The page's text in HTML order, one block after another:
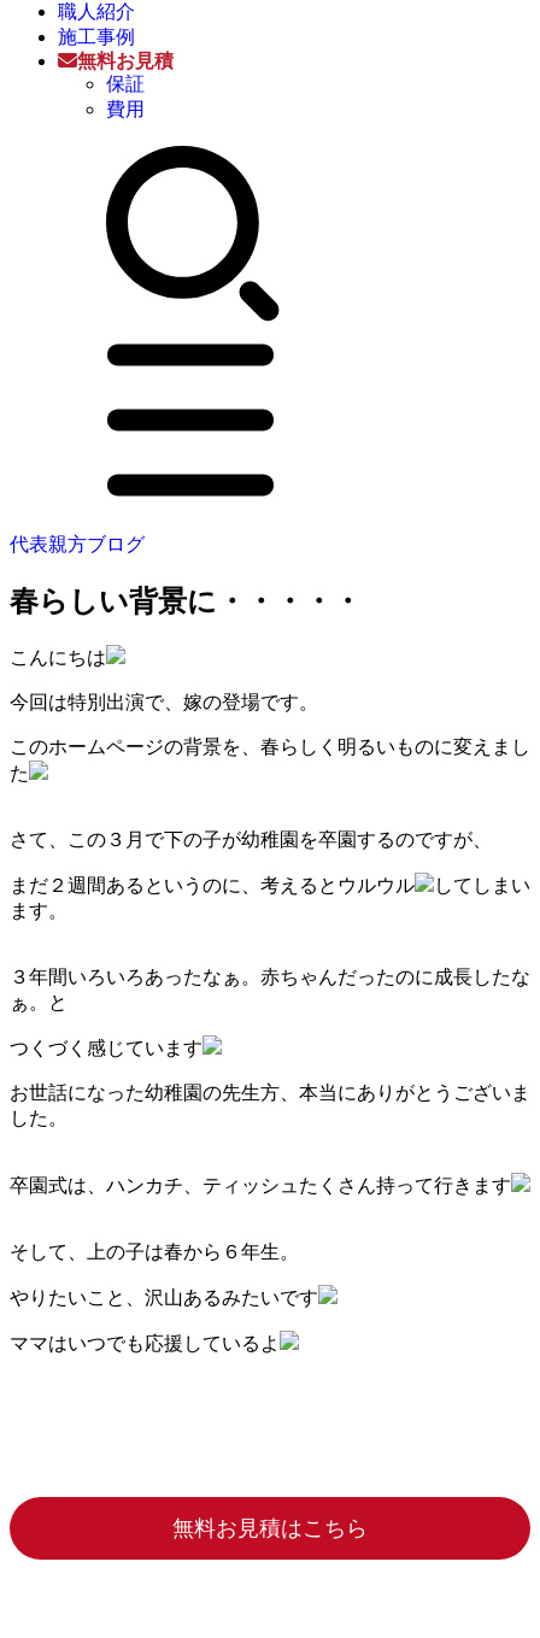
職人紹介
施工事例
無料お見積
保証
費用
代表親方ブログ
春らしい背景に・・・・・
こんにちは
今回は特別出演で、嫁の登場です。
このホームページの背景を、春らしく明るいものに変えまし
た
さて、この３月で下の子が幼稚園を卒園するのですが、
まだ２週間あるというのに、考えるとウルウル
してしまい
ます。
３年間いろいろあったなぁ。赤ちゃんだったのに成長したな
ぁ。と
つくづく感じています
お世話になった幼稚園の先生方、本当にありがとうございま
した。
卒園式は、ハンカチ、ティッシュたくさん持って行きます
そして、上の子は春から６年生。
やりたいこと、沢山あるみたいです
ママはいつでも応援しているよ
無料お見積はこちら